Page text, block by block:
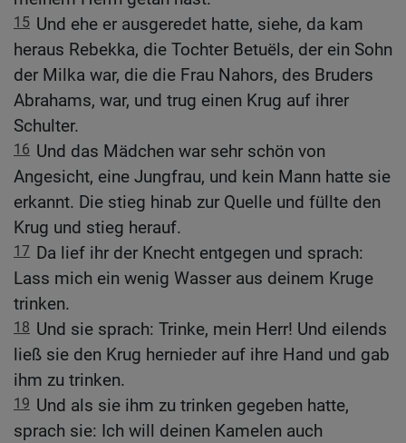
15 Und ehe er ausgeredet hatte, siehe, da kam
heraus Rebekka, die Tochter Betuëls, der ein Sohn
der Milka war, die die Frau Nahors, des Bruders
Abrahams, war, und trug einen Krug auf ihrer
Schulter.
16 Und das Mädchen war sehr schön von
Angesicht, eine Jungfrau, und kein Mann hatte sie
erkannt. Die stieg hinab zur Quelle und füllte den
Krug und stieg herauf.
17 Da lief ihr der Knecht entgegen und sprach:
Lass mich ein wenig Wasser aus deinem Kruge
trinken.
18 Und sie sprach: Trinke, mein Herr! Und eilends
ließ sie den Krug hernieder auf ihre Hand und gab
ihm zu trinken.
19 Und als sie ihm zu trinken gegeben hatte,
sprach sie: Ich will deinen Kamelen auch